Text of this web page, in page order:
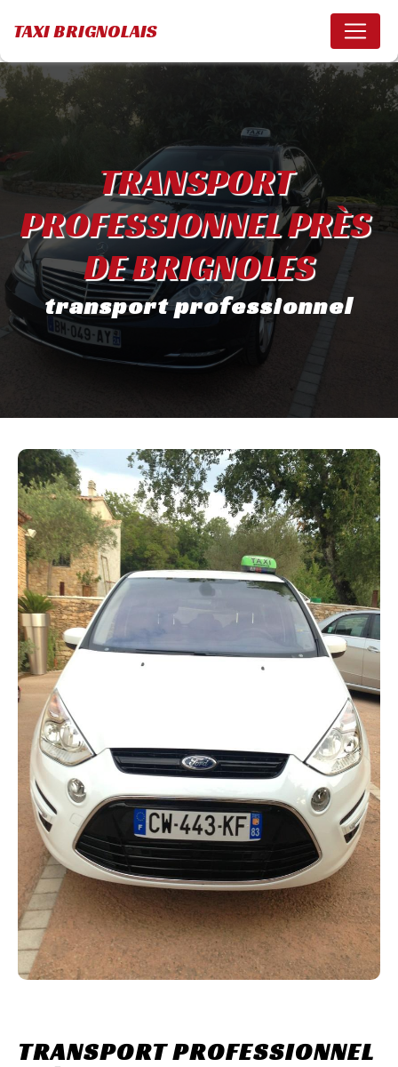
TAXI BRIGNOLAIS
TRANSPORT
PROFESSIONNEL PRÈS
DE BRIGNOLES
transport professionnel
TRANSPORT PROFESSIONNEL